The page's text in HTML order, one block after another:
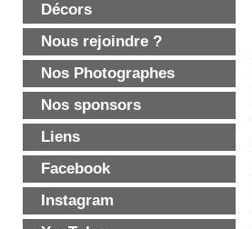
Décors
Nous rejoindre ?
Nos Photographes
Nos sponsors
Liens
Facebook
Instagram